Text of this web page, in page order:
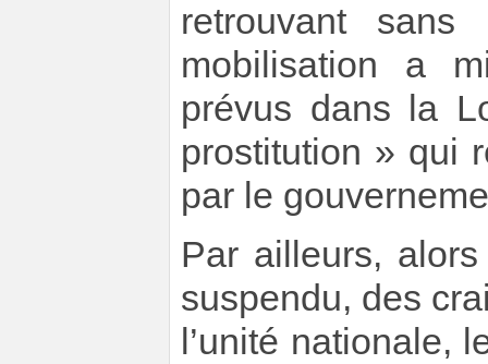
retrouvant
mobilisation a
prévus dans la
prostitution » qui
par le
Par ailleurs,
suspendu, des
l’unité nationale,